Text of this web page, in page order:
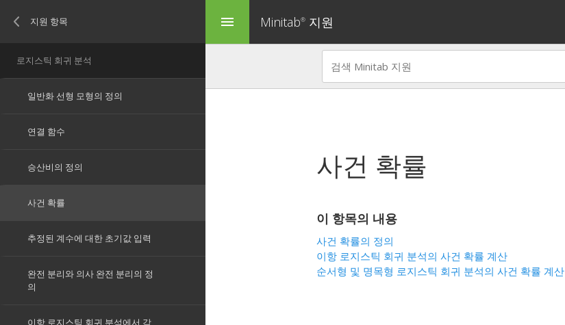
menu Minitab® 지원
사건 확률
이 항목의 내용
사건 확률의 정의
이항 로지스틱 회귀 분석의 사건 확률 계산
순서형 및 명목형 로지스틱 회귀 분석의 사건 확률 계산